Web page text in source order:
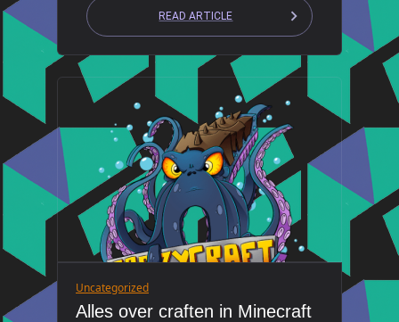
READ ARTICLE
Uncategorized
Alles over craften in Minecraft